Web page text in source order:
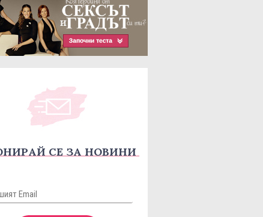
СЕ ЗА НОВИНИ